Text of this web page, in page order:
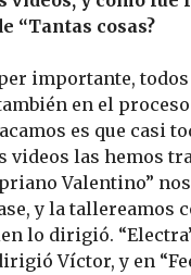
“Tantas cosas?
importante,
en el
es que casi
videos las hemos
Valentino”
y la tallereamos
lo dirigió.
Víctor, y en